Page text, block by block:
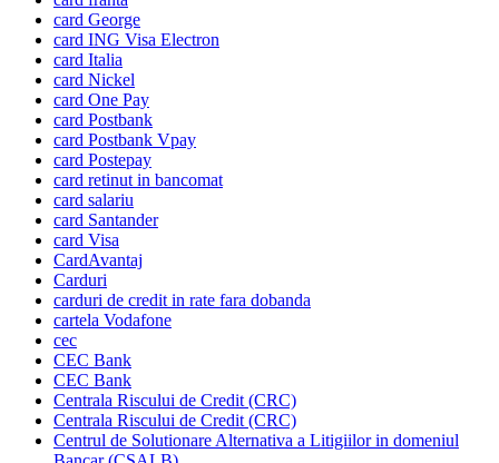
card George
card ING Visa Electron
card Italia
card Nickel
card One Pay
card Postbank
card Postbank Vpay
card Postepay
card retinut in bancomat
card salariu
card Santander
card Visa
CardAvantaj
Carduri
carduri de credit in rate fara dobanda
cartela Vodafone
cec
CEC Bank
CEC Bank
Centrala Riscului de Credit (CRC)
Centrala Riscului de Credit (CRC)
Centrul de Solutionare Alternativa a Litigiilor in domeniul